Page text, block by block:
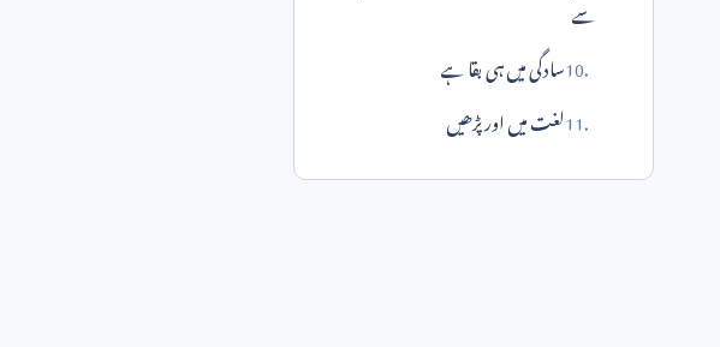
سے
سادگی میں ہی بقا ہے
لغت میں اور پڑھیں